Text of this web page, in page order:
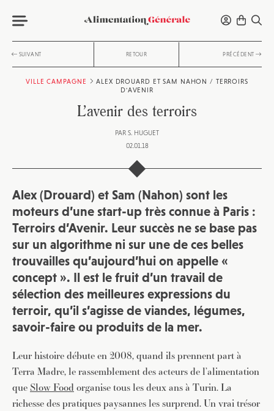
SUIVANT RETOUR PRÉCÉDENT
VILLE CAMPAGNE
ALEX DROUARD ET SAM NAHON / TERROIRS
D'AVENIR
L’avenir des terroirs
PAR S. HUGUET
02.01.18
Alex (Drouard) et Sam (Nahon) sont les
moteurs d’une start-up très connue à Paris :
Terroirs d’Avenir. Leur succès ne se base pas
sur un algorithme ni sur une de ces belles
trouvailles qu’aujourd’hui on appelle «
concept ». Il est le fruit d’un travail de
sélection des meilleures expressions du
terroir, qu’il s’agisse de viandes, légumes,
savoir-faire ou produits de la mer.
Leur histoire débute en 2008, quand ils prennent part à
Terra Madre, le rassemblement des acteurs de l’alimentation
queSlow Food organise tous les deux ans à Turin. La
richesse des pratiques paysannes les surprend. Un vrai trésor